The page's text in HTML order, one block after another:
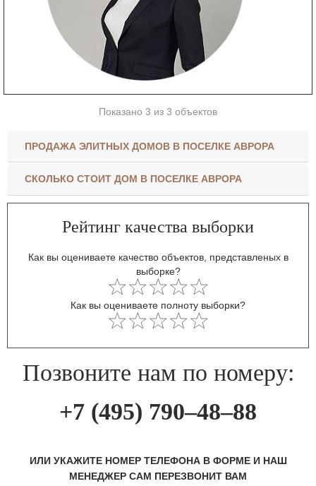
Показано 3 из 3 объектов
ПРОДАЖА ЭЛИТНЫХ ДОМОВ В ПОСЕЛКЕ АВРОРА
СКОЛЬКО СТОИТ ДОМ В ПОСЕЛКЕ АВРОРА
Рейтинг качества выборки
Как вы оцениваете качество объектов, представленых в
выборке?
Как вы оцениваете полноту выборки?
Позвоните нам по номеру:
+7 (495) 790–48–88
ИЛИ УКАЖИТЕ НОМЕР ТЕЛЕФОНА В ФОРМЕ И НАШ
МЕНЕДЖЕР САМ ПЕРЕЗВОНИТ ВАМ